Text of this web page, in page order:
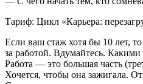
Тариф: Цикл «Карьера:
Если ваш стаж хотя бы 10 лет,
за работой. Вдумайтесь.
Работа — это большая часть
Хочется, чтобы она зажигала.